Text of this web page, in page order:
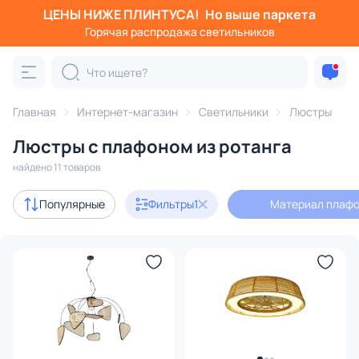
ЦЕНЫ НИЖЕ ПЛИНТУСА! Но выше паркета
Горячая распродажа светильников
Главная Интернет-магазин Светильники Люстры
Люстры с плафоном из ротанга
найдено 11 товаров
Популярные Фильтры1 Материал
Фильтры
Категория:
подвесные потолочные светодиодные
с 3D-моделями